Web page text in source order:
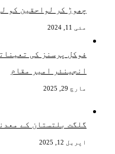
چھوڑ کر لواحقین کو
مئی 11, 2024
فوکل پرسنز کی
انجینئر امیر مقام
مارچ 29, 2025
گلگت بلتستان کے
اپریل 12, 2025